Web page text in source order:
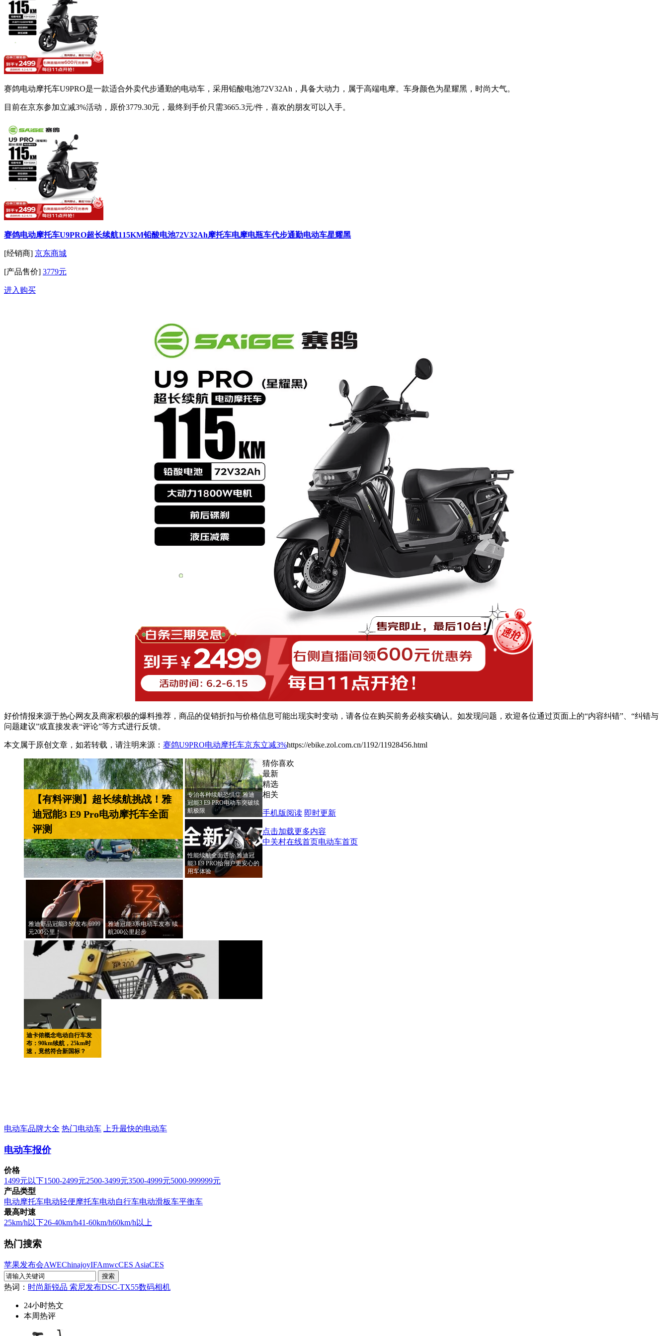
赛鸽电动摩托车U9PRO是一款适合外卖代步通勤的电动车，采用铅酸电池72V32Ah，具备大动力，属于高端电摩。车身颜色为星耀黑，时尚大气。
目前在京东参加立减3%活动，原价3779.30元，最终到手价只需3665.3元/件，喜欢的朋友可以入手。
赛鸽电动摩托车U9PRO超长续航115KM铅酸电池72V32Ah摩托车电摩电瓶车代步通勤电动车星耀黑
[经销商] 京东商城
[产品售价] 3779元
进入购买
好价情报来源于热心网友及商家积极的爆料推荐，商品的促销折扣与价格信息可能出现实时变动，请各位在购买前务必核实确认。如发现问题，欢迎各位通过页面上的“内容纠错”、“纠错与
问题建议”或直接发表“评论”等方式进行反馈。
本文属于原创文章，如若转载，请注明来源： 赛鸽U9PRO电动摩托车京东立减3%https://ebike.zol.com.cn/1192/11928456.html
【有料评测】超长续航挑战！雅
迪冠能3 E9 Pro电动摩托车全面
评测
专治各种续航恐惧症 雅迪
冠能3 E9 PRO电动车突破续
航极限
性能续航全面进阶 雅迪冠
能3 E9 PRO给用户更安心的
用车体验
雅迪新品冠能3 S9发布 6999
元200公里！
雅迪冠能3系电动车发布 续
航200公里起步
迪卡侬概念电动自行车发
布：90km续航，25km时
速，竟然符合新国标？
猜你喜欢
最新
精选
相关
手机版阅读 即时更新
点击加载更多内容
中关村在线首页电动车首页
电动车品牌大全 热门电动车 上升最快的电动车
电动车报价
价格
1499元以下1500-2499元2500-3499元3500-4999元5000-999999元
产品类型
电动摩托车电动轻便摩托车电动自行车电动滑板车平衡车
最高时速
25km/h以下26-40km/h41-60km/h60km/h以上
热门搜索
苹果发布会AWEChinajoyIFAmwcCES AsiaCES
热词： 时尚新锐品 索尼发布DSC-TX55数码相机
24小时热文
本周热评